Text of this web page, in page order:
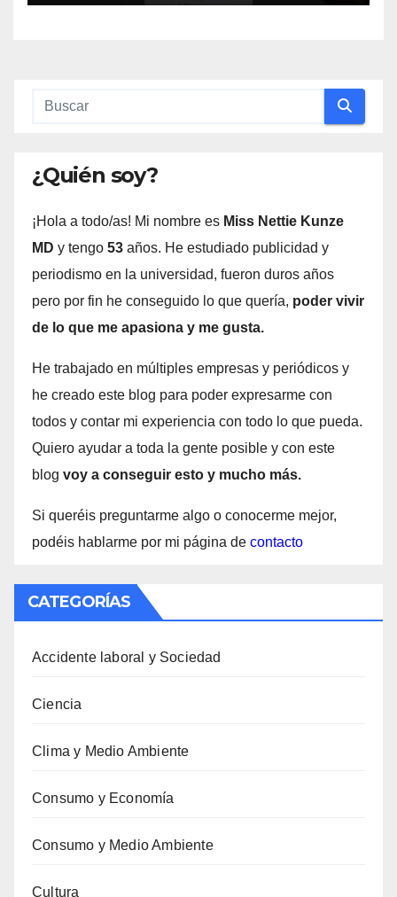
¿Quién soy?
¡Hola a todo/as! Mi nombre es Miss Nettie Kunze
MD y tengo 53 años. He estudiado publicidad y
periodismo en la universidad, fueron duros años
pero por fin he conseguido lo que quería, poder vivir
de lo que me apasiona y me gusta.
He trabajado en múltiples empresas y periódicos y
he creado este blog para poder expresarme con
todos y contar mi experiencia con todo lo que pueda.
Quiero ayudar a toda la gente posible y con este
blog voy a conseguir esto y mucho más.
Si queréis preguntarme algo o conocerme mejor,
podéis hablarme por mi página de contacto
CATEGORÍAS
Accidente laboral y Sociedad
Ciencia
Clima y Medio Ambiente
Consumo y Economía
Consumo y Medio Ambiente
Cultura